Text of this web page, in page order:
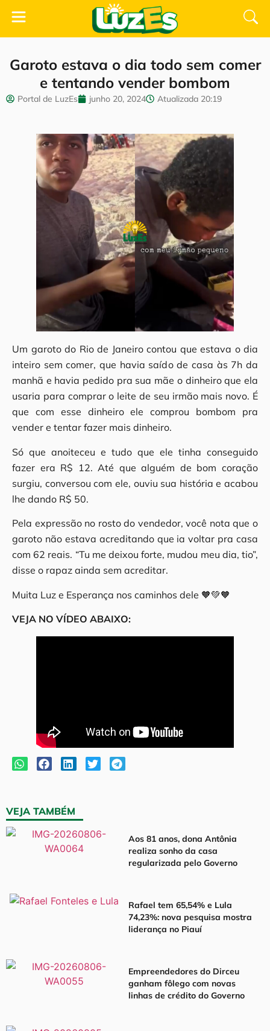
Garoto estava o dia todo sem comer
e tentando vender bombom
Portal de LuzEs junho 20, 2024 Atualizada 20:19
Um garoto do Rio de Janeiro contou que estava o dia
inteiro sem comer, que havia saído de casa às 7h da
manhã e havia pedido pra sua mãe o dinheiro que ela
usaria para comprar o leite de seu irmão mais novo. É
que com esse dinheiro ele comprou bombom pra
vender e tentar fazer mais dinheiro.
Só que anoiteceu e tudo que ele tinha conseguido
fazer era R$ 12. Até que alguém de bom coração
surgiu, conversou com ele, ouviu sua história e acabou
lhe dando R$ 50.
Pela expressão no rosto do vendedor, você nota que o
garoto não estava acreditando que ia voltar pra casa
com 62 reais. “Tu me deixou forte, mudou meu dia, tio”,
disse o rapaz ainda sem acreditar.
Muita Luz e Esperança nos caminhos dele 🧡💚🧡
VEJA NO VÍDEO ABAIXO:
VEJA TAMBÉM
Aos 81 anos, dona Antônia
realiza sonho da casa
regularizada pelo Governo
Rafael tem 65,54% e Lula
74,23%: nova pesquisa mostra
liderança no Piauí
Empreendedores do Dirceu
ganham fôlego com novas
linhas de crédito do Governo